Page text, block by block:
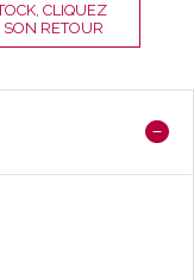
CLIQUEZ
SON RETOUR